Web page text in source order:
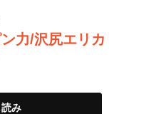
力/沢尻エリカ
み